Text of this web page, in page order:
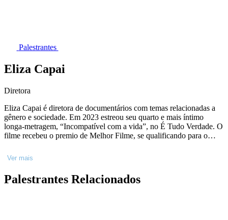
Palestrantes
Eliza Capai
Diretora
Eliza Capai é diretora de documentários com temas relacionadas a
gênero e sociedade. Em 2023 estreou seu quarto e mais íntimo
longa-metragem, “Incompatível com a vida”, no É Tudo Verdade. O
filme recebeu o premio de Melhor Filme, se qualificando para o
original Netflix. "Elize Matsunaga: Era uma vez um crime" (2020)
foi sucesso de público, pautando as redes sociais com debates sobre
"Espero tua (re)volta", estreou na Berlinale (2019), com os prêmios
Ver mais
Palestrantes Relacionados